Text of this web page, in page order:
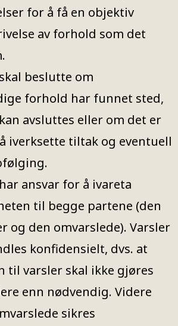
for å få en objektiv
av forhold som det
beslutte om
forhold har funnet sted,
avsluttes eller om det er
iverksette tiltak og eventuell
ansvar for å ivareta
til begge partene (den
og den omvarslede). Varsler
konfidensielt, dvs. at
til varsler skal ikke gjøres
enn nødvendig. Videre
sikres